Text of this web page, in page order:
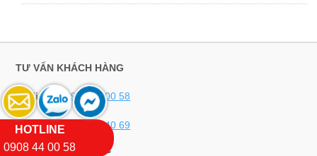
TƯ VẤN KHÁCH HÀNG
Hotline 1:0908 44 00 58
Hotline 2: 034 383 40 69
THỜI GIAN LÀM VIỆC
HOTLINE
0908 44 00 58